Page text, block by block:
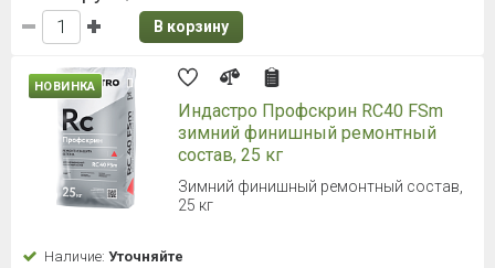
В корзину
НОВИНКА
Индастро Профскрин RC40 FSm
зимний финишный ремонтный
состав, 25 кг
Зимний финишный ремонтный состав,
25 кг
Наличие: Уточняйте